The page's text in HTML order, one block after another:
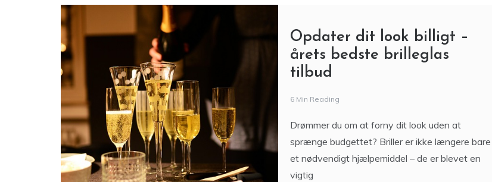
Opdater dit look billigt –
årets bedste brilleglas
tilbud
6 Min Reading
Drømmer du om at forny dit look uden at
sprænge budgettet? Briller er ikke længere bare
et nødvendigt hjælpemiddel – de er blevet en
vigtig